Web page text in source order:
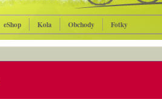
eShop Kola Obchody Fotky